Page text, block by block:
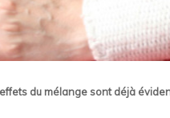
du mélange sont déjà